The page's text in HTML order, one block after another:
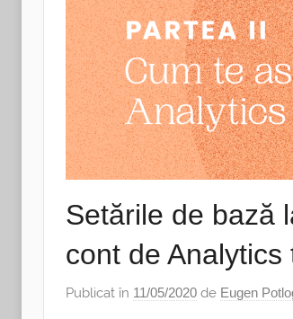
Setările de bază
cont de
Publicat în 11/05/2020 de Eugen